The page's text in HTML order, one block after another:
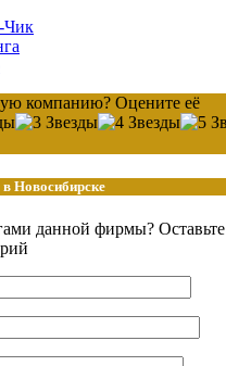
Чик
компанию? Оцените её
Новосибирске
данной фирмы?